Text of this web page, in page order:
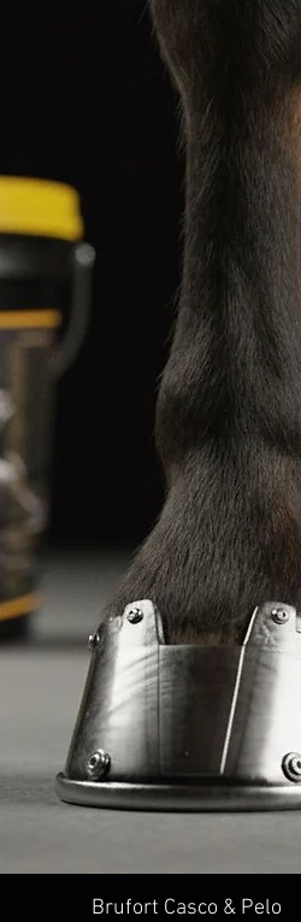
Visualização rápida
Brufort Casco & Pelo